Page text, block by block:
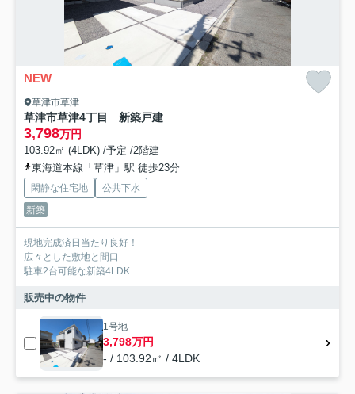
NEW
草津市草津
草津市草津4丁目 新築戸建
3,798万円
103.92㎡ (4LDK) /予定 /2階建
東海道本線「草津」駅 徒歩23分
閑静な住宅地
公共下水
新築
現地完成済日当たり良好！
広々とした敷地と間口
駐車2台可能な新築4LDK
販売中の物件
1号地
3,798万円
- / 103.92㎡ / 4LDK